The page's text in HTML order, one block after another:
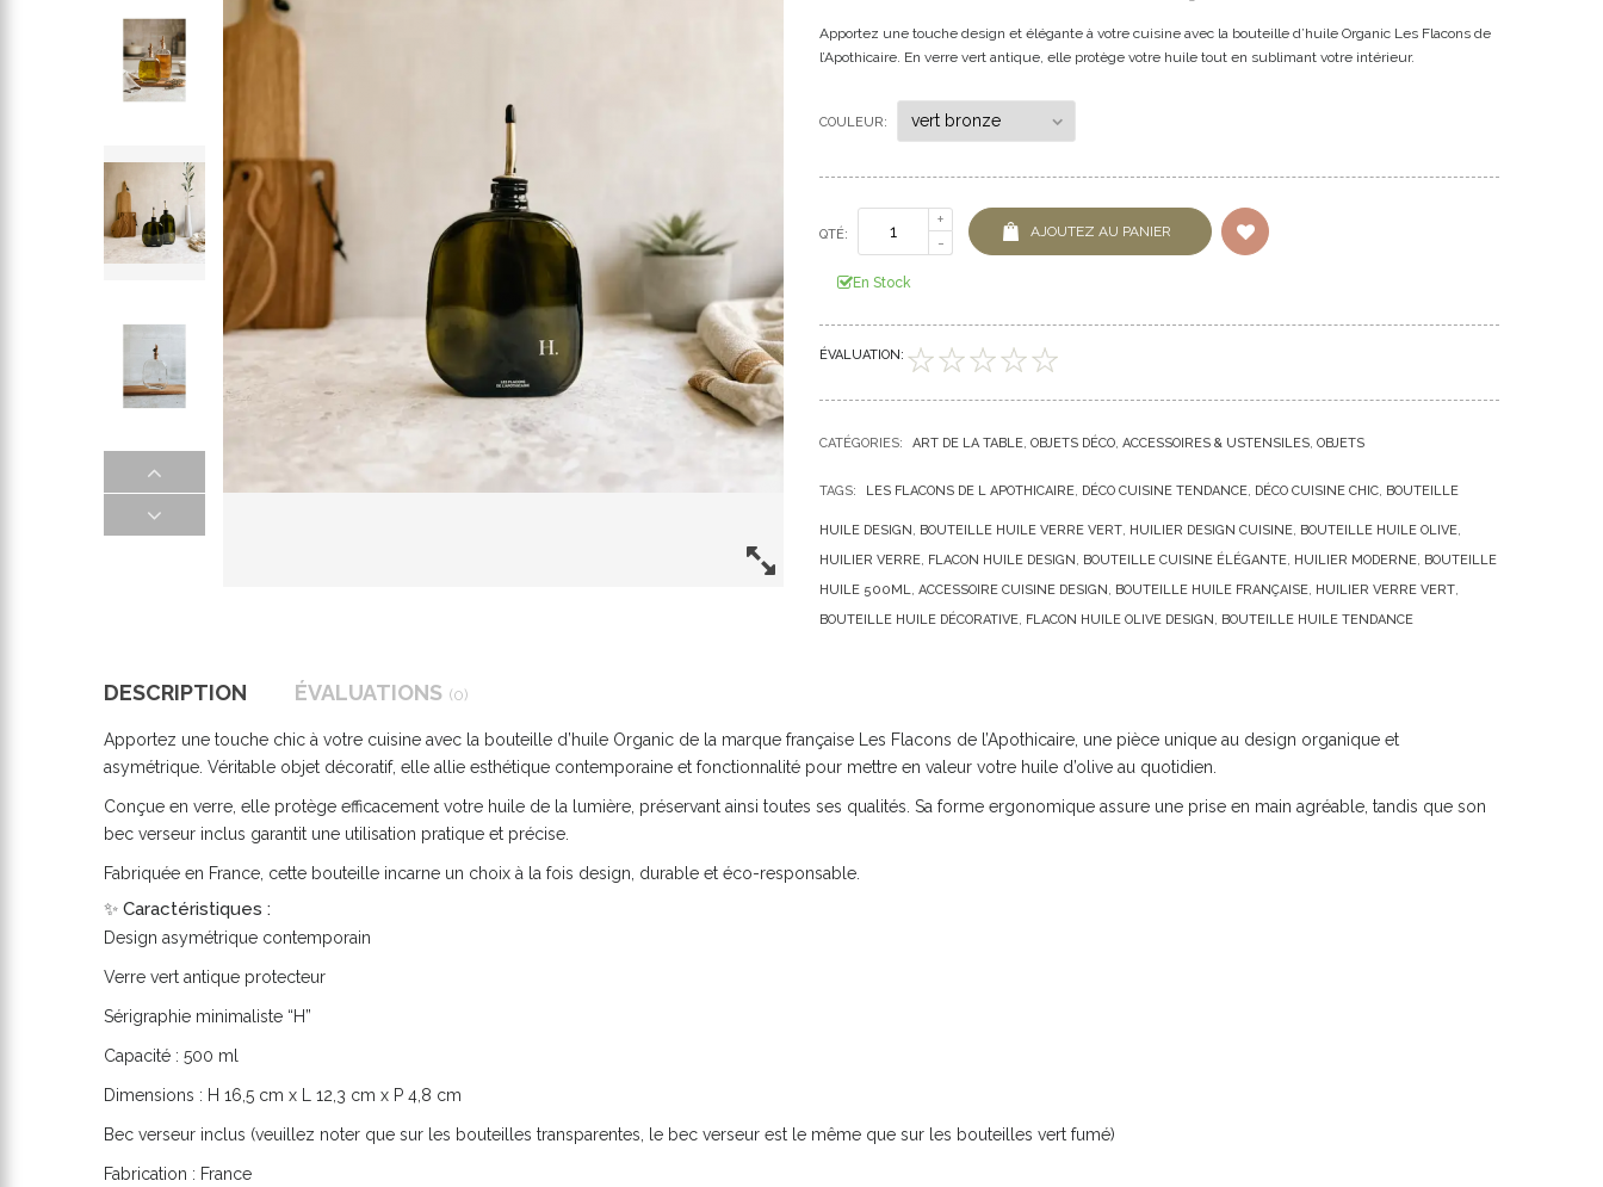
Apportez une touche design et élégante à votre cuisine avec la bouteille d’huile Organic Les Flacons de
l’Apothicaire. En verre vert antique, elle protège votre huile tout en sublimant votre intérieur.
COULEUR:
QTÉ: AJOUTEZ AU PANIER
En Stock
ÉVALUATION:
CATÉGORIES: ART DE LA TABLE OBJETS DÉCO ACCESSOIRES & USTENSILES OBJETS
TAGS: LES FLACONS DE L APOTHICAIRE DÉCO CUISINE TENDANCE DÉCO CUISINE CHIC BOUTEILLE
HUILE DESIGN BOUTEILLE HUILE VERRE VERT HUILIER DESIGN CUISINE BOUTEILLE HUILE OLIVE
HUILIER VERRE FLACON HUILE DESIGN BOUTEILLE CUISINE ÉLÉGANTE HUILIER MODERNE BOUTEILLE
HUILE 500ML ACCESSOIRE CUISINE DESIGN BOUTEILLE HUILE FRANÇAISE HUILIER VERRE VERT
BOUTEILLE HUILE DÉCORATIVE FLACON HUILE OLIVE DESIGN BOUTEILLE HUILE TENDANCE
DESCRIPTION ÉVALUATIONS (0)
Apportez une touche chic à votre cuisine avec la bouteille d’huile Organic de la marque française Les Flacons de l’Apothicaire, une pièce unique au design organique et
asymétrique. Véritable objet décoratif, elle allie esthétique contemporaine et fonctionnalité pour mettre en valeur votre huile d’olive au quotidien.
Conçue en verre, elle protège efficacement votre huile de la lumière, préservant ainsi toutes ses qualités. Sa forme ergonomique assure une prise en main agréable, tandis que son
bec verseur inclus garantit une utilisation pratique et précise.
Fabriquée en France, cette bouteille incarne un choix à la fois design, durable et éco-responsable.
✨ Caractéristiques :
Design asymétrique contemporain
Verre vert antique protecteur
Sérigraphie minimaliste “H”
Capacité : 500 ml
Dimensions : H 16,5 cm x L 12,3 cm x P 4,8 cm
Bec verseur inclus (veuillez noter que sur les bouteilles transparentes, le bec verseur est le même que sur les bouteilles vert fumé)
Fabrication : France